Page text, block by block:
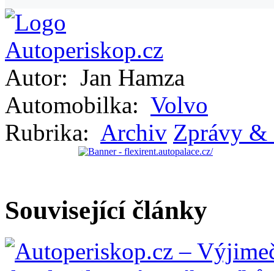
Autor: Jan Hamza
Automobilka: Volvo
Rubrika: Archiv Zprávy &
Související články